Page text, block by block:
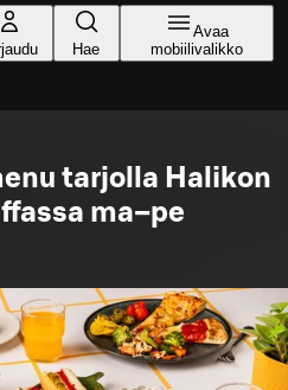
Hae
Avaa
mobiilivalikko
tarjolla Halikon
ma–pe